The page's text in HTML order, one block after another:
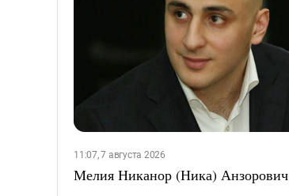
11:07, 7 августа 2026
Мелия Никанор (Ника) Анзорович